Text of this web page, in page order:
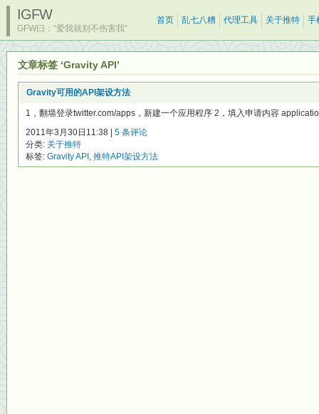
IGFW
GFW曰：“爱我就别不伤害我”
首页 乱七八糟 代理工具 关于推特 手
文章标签 ‘Gravity API’
Gravity可用的API架设方法
1，翻墙登录twitter.com/apps，新建一个应用程序 2，填入申请内容
2011年3月30日11:38 | 5 条评论
分类: 关于推特
标签: Gravity API , 推特API架设方法